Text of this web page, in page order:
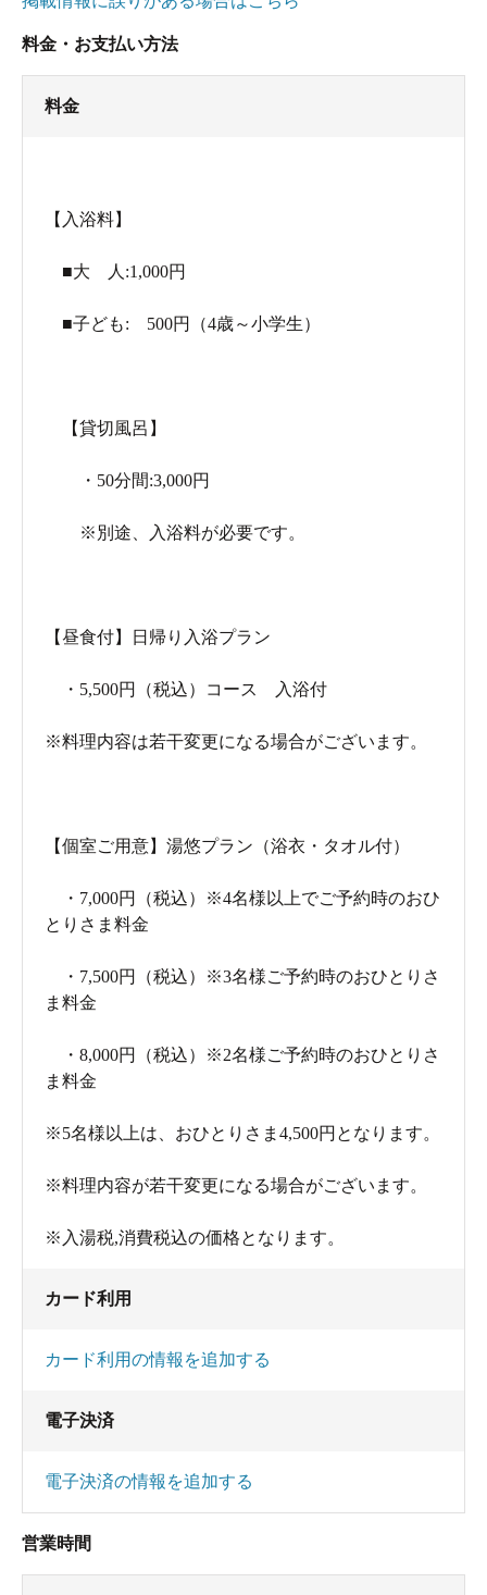
料金・お支払い方法
料金
【入浴料】
■大 人:1,000円
■子ども: 500円（4歳～小学生）
【貸切風呂】
・50分間:3,000円
※別途、入浴料が必要です。
【昼食付】日帰り入浴プラン
・5,500円（税込）コース 入浴付
※料理内容は若干変更になる場合がございます。
【個室ご用意】湯悠プラン（浴衣・タオル付）
・7,000円（税込）※4名様以上でご予約時のおひ
とりさま料金
・7,500円（税込）※3名様ご予約時のおひとりさ
ま料金
・8,000円（税込）※2名様ご予約時のおひとりさ
ま料金
※5名様以上は、おひとりさま4,500円となります。
※料理内容が若干変更になる場合がございます。
※入湯税,消費税込の価格となります。
カード利用
カード利用の情報を追加する
電子決済
電子決済の情報を追加する
営業時間